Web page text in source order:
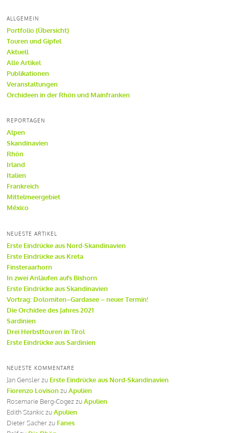
ALLGEMEIN
Portfolio (Übersicht)
Touren und Gipfel
Aktuell
Alle Artikel
Publikationen
Veranstaltungen
Orchideen in der Rhön und Mainfranken
REPORTAGEN
Alpen
Skandinavien
Rhön
Irland
Italien
Frankreich
Mittelmeergebiet
México
NEUESTE ARTIKEL
Erste Eindrücke aus Nord-Skandinavien
Erste Eindrücke aus Kreta
Finsteraarhorn
In zwei Anläufen aufs Bishorn
Erste Eindrücke aus Skandinavien
Vortrag: Dolomiten–Gardasee – neuer Termin!
Die Orchidee des Jahres 2021
Sardinien
Drei Herbsttouren in Tirol
Erste Eindrücke aus Sardinien
NEUESTE KOMMENTARE
Jan Genslerzu Erste Eindrücke aus Nord-Skandinavien
Fiorenzo LovisonzuApulien
Rosemarie Berg-Cogez zuApulien
Edith StankiczuApulien
Dieter Sacherzu Fanes